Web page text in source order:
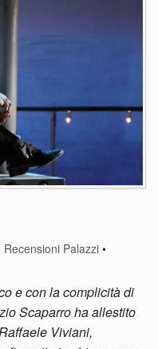
Recensioni Palazzi •
e con la complicità di
Scaparro ha allestito
Viviani,